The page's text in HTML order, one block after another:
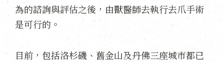
為的諮詢與評估之後，由獸醫師去執行去爪手術
是可行的。
目前，包括洛杉磯、舊金山及丹佛三座城市都已